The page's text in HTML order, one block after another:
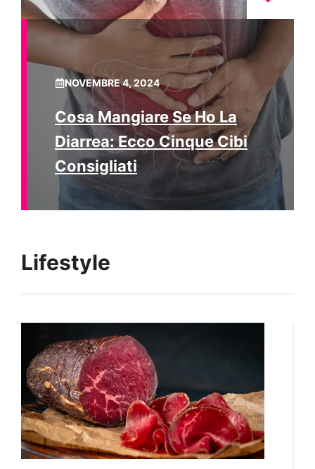
NOVEMBRE 4, 2024
Cosa Mangiare Se Ho La
Diarrea: Ecco Cinque Cibi
Consigliati
Lifestyle